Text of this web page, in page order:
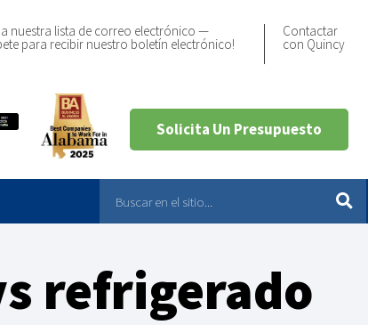
a nuestra lista de correo electrónico —
para recibir nuestro boletín electrónico!
Contactar
con Quincy
Solicita Un Presupuesto
refrigerado